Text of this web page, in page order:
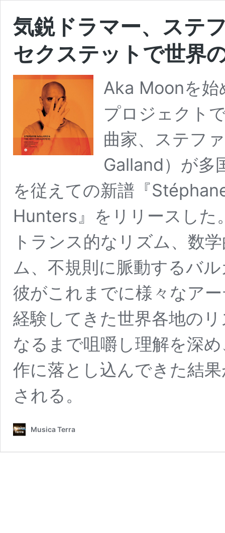
気鋭ドラマー、ステ
セクステットで世界
Aka Moonを始
プロジェクト
曲家、ステフ
Galland）が多
を従えての新譜『
Hunters』をリリースし
トランス的なリズム、数
ム、不規則に脈動するバ
彼がこれまでに様々なア
経験してきた世界各地の
なるまで咀嚼し理解を深
作に落とし込んできた結
される。
Musica Terra